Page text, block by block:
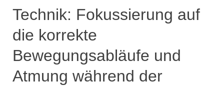
Technik: Fokussierung auf
die korrekte
Bewegungsabläufe und
Atmung während der